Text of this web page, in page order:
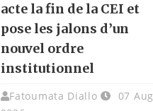
acte la fin de la CEI et
pose les jalons d’un
nouvel ordre
institutionnel
Fatoumata Diallo
07 Aug